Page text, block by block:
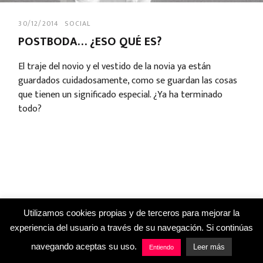
30/12/2014 SOCIAL
POSTBODA… ¿ESO QUÉ ES?
El traje del novio y el vestido de la novia ya están
guardados cuidadosamente, como se guardan las cosas
que tienen un significado especial. ¿Ya ha terminado
todo?
Utilizamos cookies propias y de terceros para mejorar la
experiencia del usuario a través de su navegación. Si continúas
navegando aceptas su uso.
Entiendo Leer más